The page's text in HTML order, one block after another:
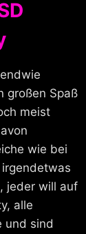
großen Spaß
meist
wie bei
jeder will auf
alle
und sind